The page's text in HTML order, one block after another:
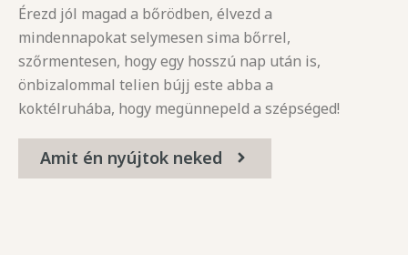
Érezd jól magad a bőrödben, élvezd a
mindennapokat selymesen sima bőrrel,
szőrmentesen, hogy egy hosszú nap után is,
önbizalommal telien bújj este abba a
koktélruhába, hogy megünnepeld a szépséged!
Amit én nyújtok neked